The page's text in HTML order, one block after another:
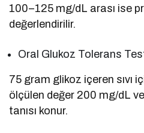
100–125 mg/dL arası ise
değerlendirilir.
Oral Glukoz Tolerans
75 gram glikoz içeren sıvı
ölçülen değer 200 mg/dL
tanısı konur.